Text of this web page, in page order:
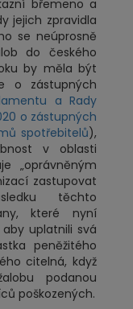
břemeno a
jejich zpravidla
se neúprosně
do českého
by měla být
o zástupných
a Rady
o zástupných
spotřebitelů),
v oblasti
„oprávněným
zastupovat
těchto
které nyní
uplatnili svá
peněžitého
citelná, když
podanou
poškozených.